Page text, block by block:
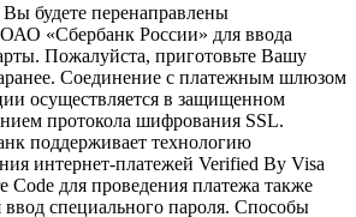
будете перенаправлены
ОАО «Сбербанк России» для ввода
Пожалуйста, приготовьте Вашу
Соединение с платежным шлюзом
осуществляется в защищенном
протокола шифрования SSL.
поддерживает технологию
интернет-платежей Verified By Visa
Code для проведения платежа также
ввод специального пароля. Способы